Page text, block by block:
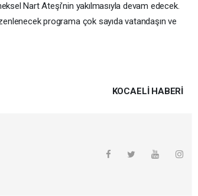
Nart Ateşi’nin yakılmasıyla devam edecek.
programa çok sayıda vatandaşın ve
KOCAELI HABERİ